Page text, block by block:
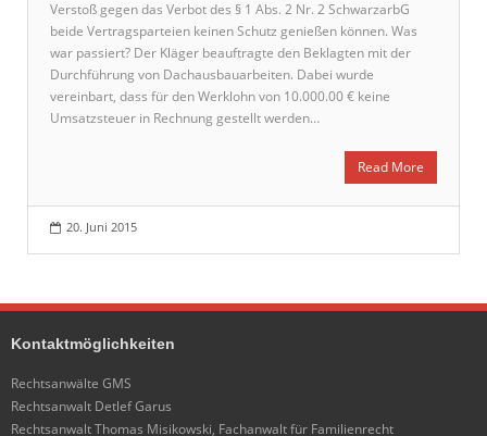
Verstoß gegen das Verbot des § 1 Abs. 2 Nr. 2 SchwarzarbG
beide Vertragsparteien keinen Schutz genießen können. Was
war passiert? Der Kläger beauftragte den Beklagten mit der
Durchführung von Dachausbauarbeiten. Dabei wurde
vereinbart, dass für den Werklohn von 10.000.00 € keine
Umsatzsteuer in Rechnung gestellt werden…
Read More
20. Juni 2015
Kontaktmöglichkeiten
Rechtsanwälte GMS
Rechtsanwalt Detlef Garus
Rechtsanwalt Thomas Misikowski, Fachanwalt für Familienrecht